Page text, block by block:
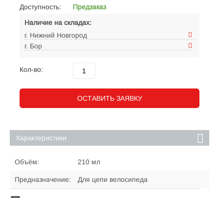
Доступность:
Предзаказ
Наличие на складах:
г. Нижний Новгород
г. Бор
Кол-во:
ОСТАВИТЬ ЗАЯВКУ
Характеристики
Объём: 210 мл
Предназначение: Для цепи велосипеда